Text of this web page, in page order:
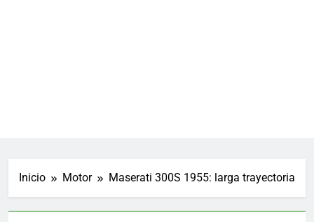
Inicio Motor Maserati 300S 1955: larga trayectoria